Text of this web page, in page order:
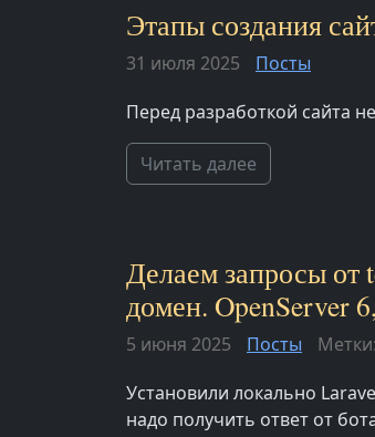
Этапы создания
31 июля 2025
Посты
Перед разработкой сайта
Читать далее
Делаем запросы от
домен. OpenServer
5 июня 2025 Посты Метки:
Установили локально
надо получить ответ от